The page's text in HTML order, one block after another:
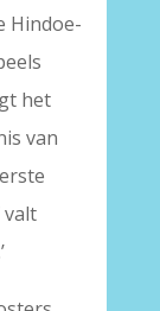
Hindoe-
het
van
valt